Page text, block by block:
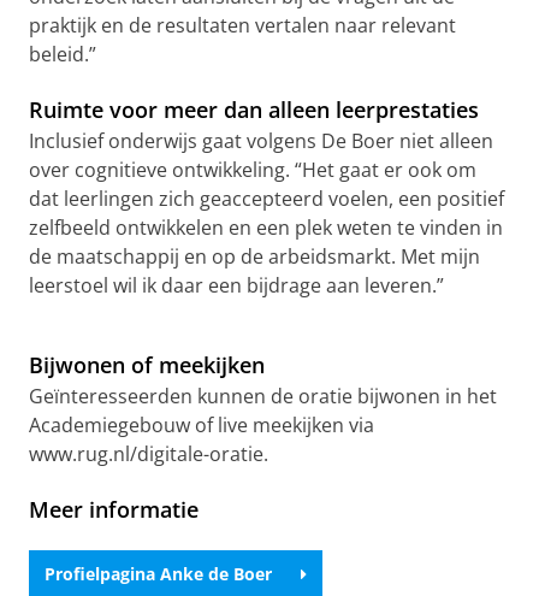
praktijk en de resultaten vertalen naar relevant
beleid.”
Ruimte voor meer dan alleen leerprestaties
Inclusief onderwijs gaat volgens De Boer niet alleen
over cognitieve ontwikkeling. “Het gaat er ook om
dat leerlingen zich geaccepteerd voelen, een positief
zelfbeeld ontwikkelen en een plek weten te vinden in
de maatschappij en op de arbeidsmarkt. Met mijn
leerstoel wil ik daar een bijdrage aan leveren.”
Bijwonen of meekijken
Geïnteresseerden kunnen de oratie bijwonen in het
Academiegebouw of live meekijken via
www.rug.nl/digitale-oratie.
Meer informatie
Profielpagina Anke de Boer